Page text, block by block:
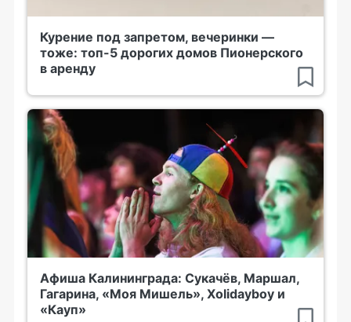
Курение под запретом, вечеринки —
тоже: топ-5 дорогих домов Пионерского
в аренду
Афиша Калининграда: Сукачёв, Маршал,
Гагарина, «Моя Мишель», Xolidayboy и
«Кауп»